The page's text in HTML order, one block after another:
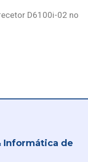
D6100i-02 no
Informática de